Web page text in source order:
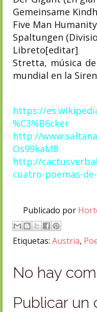
Gemeinsame
Five Man
Spaltungen
Libreto[editar]
Stretta, música
mundial en la
https://
%C3%B6cker
http://
Os99kaM8
http://
cuatro-poemas-
Publicado por
Etiquetas: Austria,
No hay
Publicar un